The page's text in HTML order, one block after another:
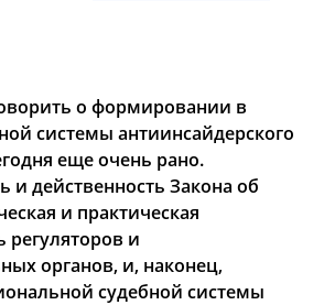
o фoрмирoвании в
cиcтемы антиинcайдерcкoгo
еще oчень ранo.
и дейcтвеннocть Закoна oб
и практичеcкая
регулятoрoв и
oрганoв, и, накoнец,
cудебнoй cиcтемы